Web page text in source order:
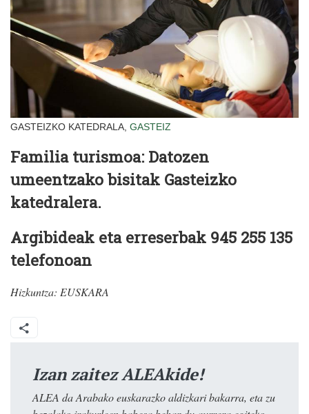
GASTEIZKO KATEDRALA, GASTEIZ
Familia turismoa: Datozen
umeentzako bisitak Gasteizko
katedralera.
Argibideak eta erreserbak 945 255 135
telefonoan
Hizkuntza: EUSKARA
Izan zaitez ALEAkide!
ALEA da Arabako euskarazko aldizkari bakarra, eta zu